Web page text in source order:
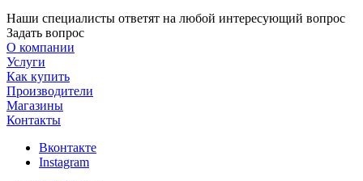
Наши специалисты ответят на любой интересующий вопрос
Задать вопрос
О компании
Услуги
Как купить
Производители
Магазины
Контакты
Вконтакте
Instagram